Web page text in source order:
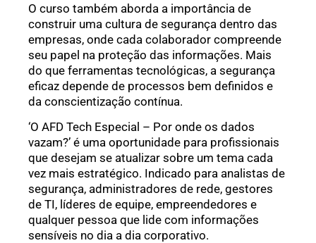
O curso também aborda a importância de
construir uma cultura de segurança dentro das
empresas, onde cada colaborador compreende
seu papel na proteção das informações. Mais
do que ferramentas tecnológicas, a segurança
eficaz depende de processos bem definidos e
da conscientização contínua.
‘O AFD Tech Especial – Por onde os dados
vazam?’ é uma oportunidade para profissionais
que desejam se atualizar sobre um tema cada
vez mais estratégico. Indicado para analistas de
segurança, administradores de rede, gestores
de TI, líderes de equipe, empreendedores e
qualquer pessoa que lide com informações
sensíveis no dia a dia corporativo.